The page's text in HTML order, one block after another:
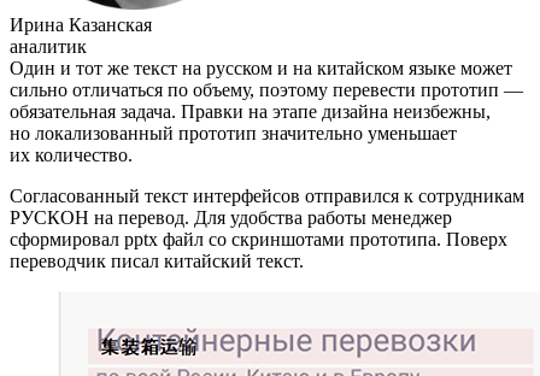
Ирина Казанская
аналитик
Один и тот же текст на русском и на китайском языке может
сильно отличаться по объему, поэтому перевести прототип —
обязательная задача. Правки на этапе дизайна неизбежны,
но локализованный прототип значительно уменьшает
их количество.
Согласованный текст интерфейсов отправился к сотрудникам
РУСКОН на перевод. Для удобства работы менеджер
сформировал pptx файл со скриншотами прототипа. Поверх
переводчик писал китайский текст.